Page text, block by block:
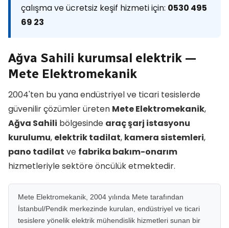
çalışma ve ücretsiz keşif hizmeti için: 0530 495
69 23
Ağva Sahili kurumsal elektrik —
Mete Elektromekanik
2004'ten bu yana endüstriyel ve ticari tesislerde
güvenilir çözümler üreten Mete Elektromekanik,
Ağva Sahili bölgesinde araç şarj istasyonu
kurulumu, elektrik tadilat, kamera sistemleri,
pano tadilat ve fabrika bakım-onarım
hizmetleriyle sektöre öncülük etmektedir.
Mete Elektromekanik, 2004 yılında Mete tarafından
İstanbul/Pendik merkezinde kurulan, endüstriyel ve ticari
tesislere yönelik elektrik mühendislik hizmetleri sunan bir